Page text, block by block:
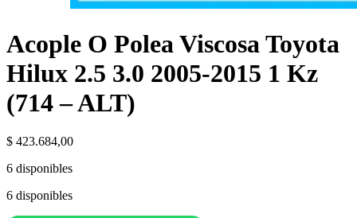
Acople O Polea Viscosa Toyota
Hilux 2.5 3.0 2005-2015 1 Kz
(714 – ALT)
$ 423.684,00
6 disponibles
6 disponibles